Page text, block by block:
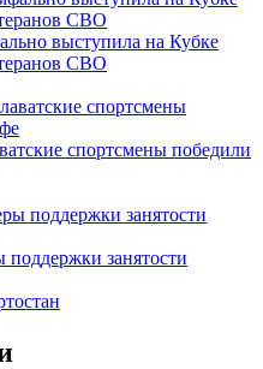
выступила на Кубке
СВО
спортсмены победили
занятости